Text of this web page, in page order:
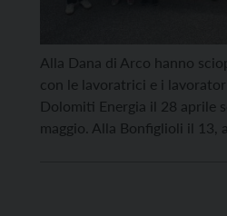
Alla Dana di Arco hanno
con le lavoratrici e i
Dolomiti Energia il 28 aprile
maggio. Alla Bonfiglioli il 13,